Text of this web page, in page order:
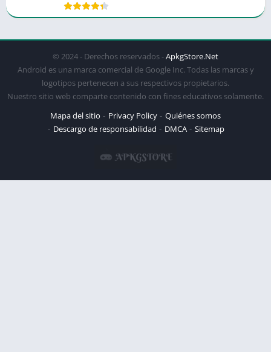
© 2024 - Derechos reservados -ApkgStore.Net
Android es una marca comercial de Google Inc. Todas las marcas y
logotipos pertenecen a sus respectivos propietarios.
Nuestro sitio web comparte contenido con fines educativos solamente.
Mapa del sitio
Privacy Policy
Quiénes somos
Descargo de responsabilidad
DMCA Sitemap